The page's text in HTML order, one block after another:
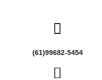
(61)99682-5454